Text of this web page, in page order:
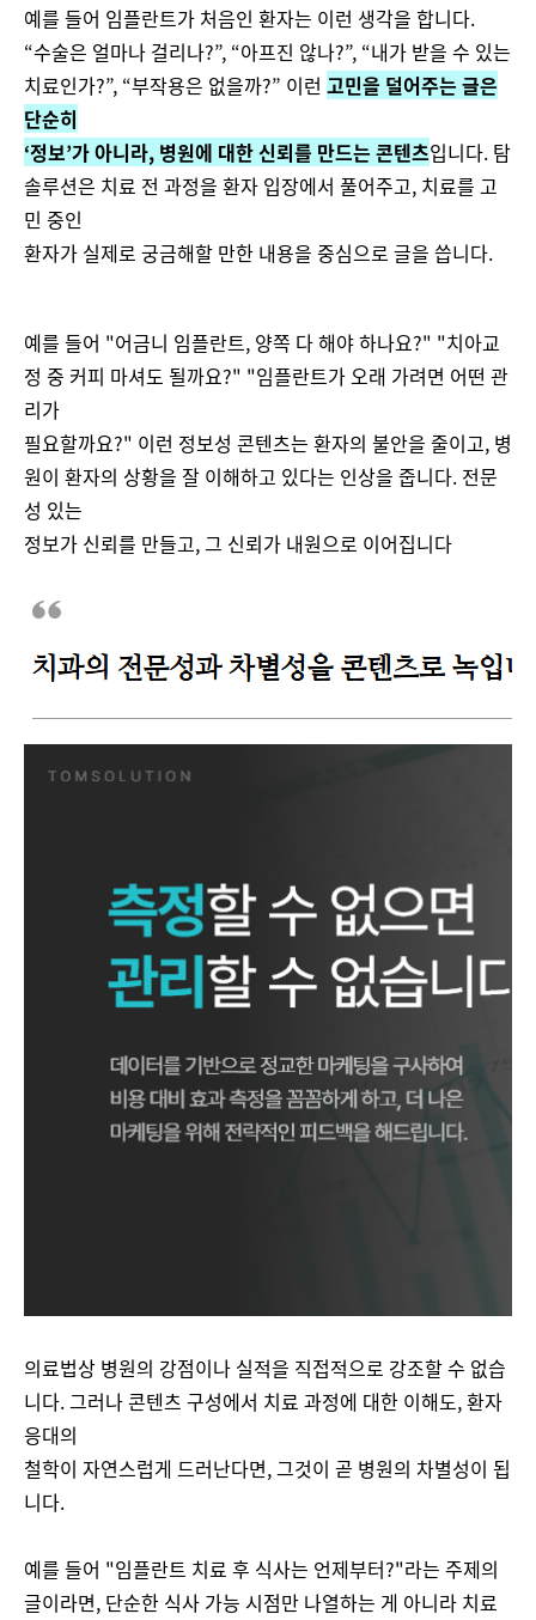
예를 들어 임플란트가 처음인 환자는 이런 생각을 합니다.
“수술은 얼마나 걸리나?”, “아프진 않나?”, “내가 받을 수 있는
치료인가?”, “부작용은 없을까?” 이런 고민을 덜어주는 글은
단순히
‘정보’가 아니라, 병원에 대한 신뢰를 만드는 콘텐츠입니다. 탐
솔루션은 치료 전 과정을 환자 입장에서 풀어주고, 치료를 고
민 중인
환자가 실제로 궁금해할 만한 내용을 중심으로 글을 씁니다.
예를 들어 "어금니 임플란트, 양쪽 다 해야 하나요?" "치아교
정 중 커피 마셔도 될까요?" "임플란트가 오래 가려면 어떤 관
리가
필요할까요?" 이런 정보성 콘텐츠는 환자의 불안을 줄이고, 병
원이 환자의 상황을 잘 이해하고 있다는 인상을 줍니다. 전문
성 있는
정보가 신뢰를 만들고, 그 신뢰가 내원으로 이어집니다
의료법상 병원의 강점이나 실적을 직접적으로 강조할 수 없습
니다. 그러나 콘텐츠 구성에서 치료 과정에 대한 이해도, 환자
응대의
철학이 자연스럽게 드러난다면, 그것이 곧 병원의 차별성이 됩
니다.
예를 들어 "임플란트 치료 후 식사는 언제부터?"라는 주제의
글이라면, 단순한 식사 가능 시점만 나열하는 게 아니라 치료